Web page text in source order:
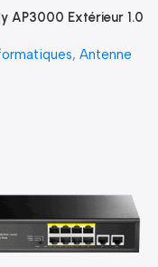
AP3000 Extérieur 1.0
, Antenne